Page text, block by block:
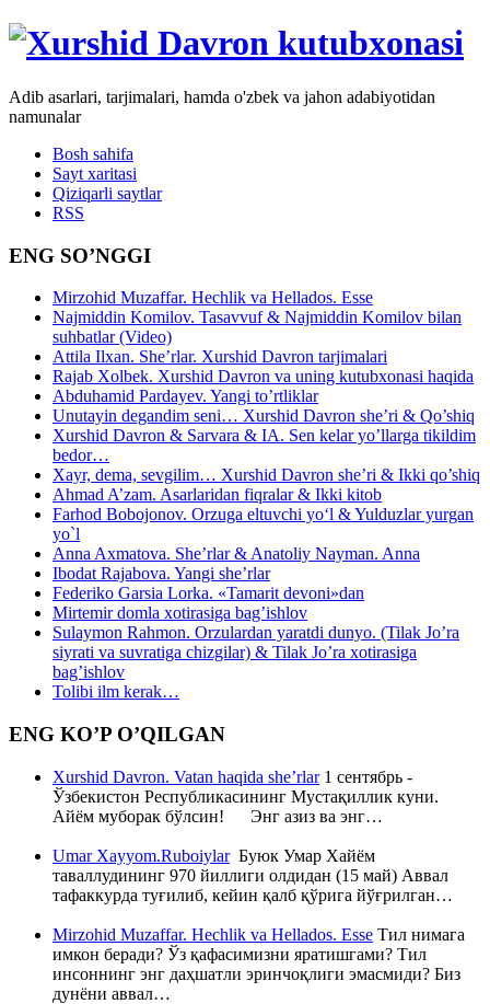
Adib asarlari, tarjimalari, hamda o'zbek va jahon adabiyotidan
namunalar
Bosh sahifa
Sayt xaritasi
Qiziqarli saytlar
RSS
ENG SO’NGGI
Mirzohid Muzaffar. Hechlik va Hellados. Esse
Najmiddin Komilov. Tasavvuf & Najmiddin Komilov bilan
suhbatlar (Video)
Attila Ilxan. She’rlar. Xurshid Davron tarjimalari
Rajab Xolbek. Xurshid Davron va uning kutubxonasi haqida
Abduhamid Pardayev. Yangi to’rtliklar
Unutayin degandim seni… Xurshid Davron she’ri & Qo’shiq
Xurshid Davron & Sarvara & IA. Sen kelar yo’llarga tikildim
bedor…
Xayr, dema, sevgilim… Xurshid Davron she’ri & Ikki qo’shiq
Ahmad A’zam. Asarlaridan fiqralar & Ikki kitob
Farhod Bobojonov. Orzuga eltuvchi yo‘l & Yulduzlar yurgan
yo`l
Anna Axmatova. She’rlar & Anatoliy Nayman. Anna
Ibodat Rajabova. Yangi she’rlar
Federiko Garsia Lorka. «Tamarit devoni»dan
Mirtemir domla xotirasiga bag’ishlov
Sulaymon Rahmon. Orzulardan yaratdi dunyo. (Tilak Jo’ra
siyrati va suvratiga chizgilar) & Tilak Jo’ra xotirasiga
bag’ishlov
Tolibi ilm kerak…
ENG KO’P O’QILGAN
Xurshid Davron. Vatan haqida she’rlar1 сентябрь -
Ўзбекистон Республикасининг Мустақиллик куни.
Айём муборак бўлсин! Энг азиз ва энг…
Umar Xayyom.RuboiylarБуюк Умар Хайём
таваллудининг 970 йиллиги олдидан (15 май) Аввал
тафаккурда туғилиб, кейин қалб қўрига йўғрилган…
Mirzohid Muzaffar. Hechlik va Hellados. Esse Тил нимага
имкон беради? Ўз қафасимизни яратишгами? Тил
инсоннинг энг даҳшатли эринчоқлиги эмасмиди? Биз
дунёни аввал…